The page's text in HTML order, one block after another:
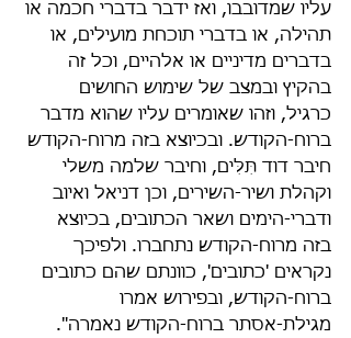
עליו שמדובבו, ואז ידבר בדברי חכמה או
תהילה, או בדברי תוכחת מועילים, או
בדברים מדיניים או אלהיים, וכל זה
בהקיץ ובמצב של שימוש החושים
כרגיל, וזהו שאומרים עליו שהוא מדבר
ברוח-הקודש. ובכיוצא בזה מרוח-הקודש
חיבר דוד תִּלִּים, וחיבר שלמה משלי
וקהלת ושיר-השירים, וכן דניאל ואיוב
ודברי-הימים ושאר הכתובים, בכיוצא
בזה מרוח-הקודש נתחברו. ולפיכך
נקראים 'כתובים', כוונתם שהם כתובים
ברוח-הקודש, ובפירוש אמרו
מגילת-אסתר ברוח-הקודש נאמרה".